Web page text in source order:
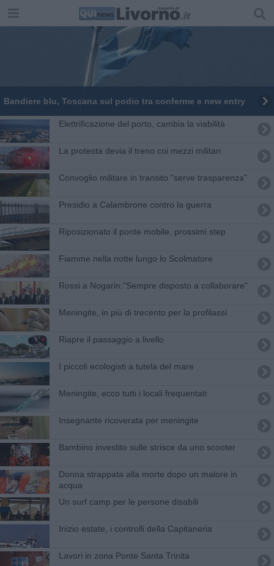
Bandiere blu, Toscana sul podio tra conferme e new entry
Elettrificazione del porto, cambia la viabilità
La protesta devia il treno coi mezzi militari
Convoglio militare in transito "serve trasparenza"
Presidio a Calambrone contro la guerra
Riposizionato il ponte mobile, prossimi step
Fiamme nella notte lungo lo Scolmatore
Rossi a Nogarin:"Sempre disposto a collaborare"
Meningite, in più di trecento per la profilassi
Riapre il passaggio a livello
I piccoli ecologisti a tutela del mare
Meningite, ecco tutti i locali frequentati
Insegnante ricoverata per meningite
Bambino investito sulle strisce da uno scooter
Donna strappata alla morte dopo un malore in
acqua
Un surf camp per le persone disabili
Inizio estate, i controlli della Capitaneria
Lavori in zona Ponte Santa Trinita